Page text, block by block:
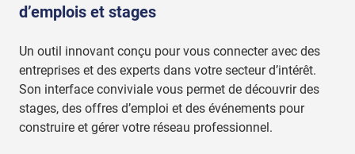
d’emplois et stages
Un outil innovant conçu pour vous connecter avec des
entreprises et des experts dans votre secteur d’intérêt.
Son interface conviviale vous permet de découvrir des
stages, des offres d’emploi et des événements pour
construire et gérer votre réseau professionnel.